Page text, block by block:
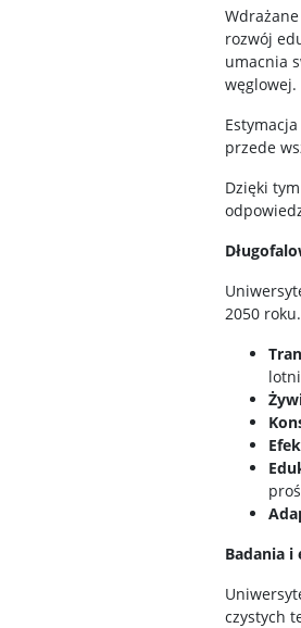
rozwój
umacnia
węglowej.
przede
Dzięki
2050
Badania i
czystych